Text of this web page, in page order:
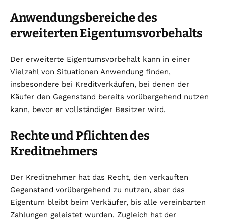
Anwendungsbereiche des
erweiterten Eigentumsvorbehalts
Der erweiterte Eigentumsvorbehalt kann in einer
Vielzahl von Situationen Anwendung finden,
insbesondere bei Kreditverkäufen, bei denen der
Käufer den Gegenstand bereits vorübergehend nutzen
kann, bevor er vollständiger Besitzer wird.
Rechte und Pflichten des
Kreditnehmers
Der Kreditnehmer hat das Recht, den verkauften
Gegenstand vorübergehend zu nutzen, aber das
Eigentum bleibt beim Verkäufer, bis alle vereinbarten
Zahlungen geleistet wurden. Zugleich hat der